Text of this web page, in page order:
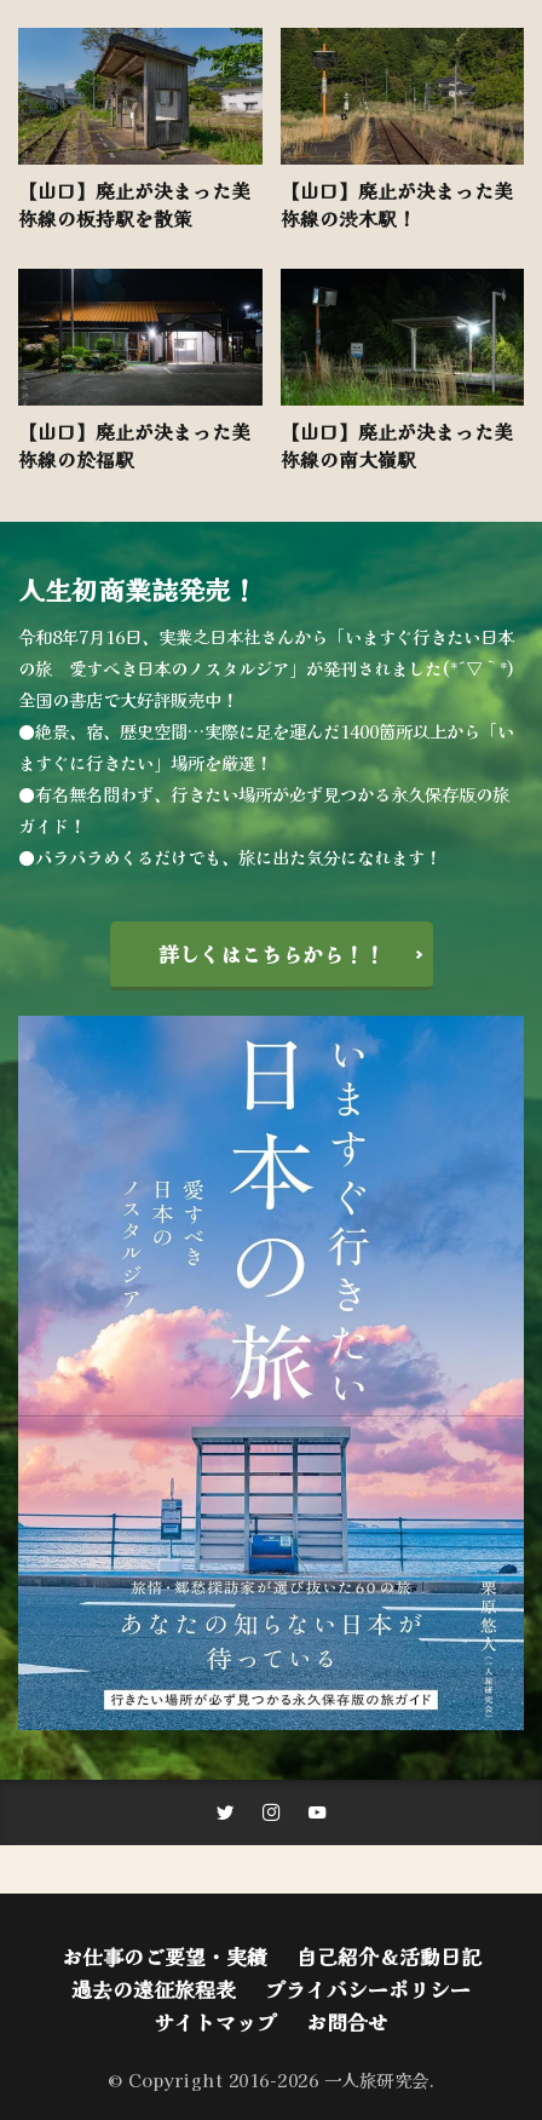
【山口】廃止が決まった美
祢線の板持駅を散策
【山口】廃止が決まった美
祢線の渋木駅！
【山口】廃止が決まった美
祢線の於福駅
【山口】廃止が決まった美
祢線の南大嶺駅
人生初商業誌発売！
令和8年7月16日、実業之日本社さんから「いますぐ行きたい日本
の旅 愛すべき日本のノスタルジア」が発刊されました(*´▽｀*)
全国の書店で大好評販売中！
●絶景、宿、歴史空間…実際に足を運んだ1400箇所以上から「い
ますぐに行きたい」場所を厳選！
●有名無名問わず、行きたい場所が必ず見つかる永久保存版の旅
ガイド！
●パラパラめくるだけでも、旅に出た気分になれます！
詳しくはこちらから！！
お仕事のご要望・実績
自己紹介＆活動日記
過去の遠征旅程表
プライバシーポリシー
サイトマップ
お問合せ
© Copyright 2016-2026 一人旅研究会.